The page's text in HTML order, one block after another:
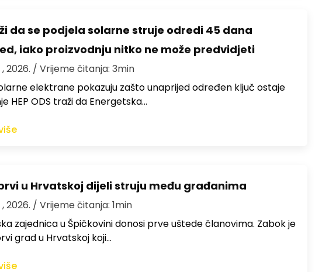
da se podjela solarne struje odredi 45 dana
iako proizvodnju nitko ne može predvidjeti
2026. / Vrijeme čitanja: 3min
elektrane pokazuju zašto unaprijed određen ključ ostaje
HEP ODS traži da Energetska…
u Hrvatskoj dijeli struju među građanima
2026. / Vrijeme čitanja: 1min
zajednica u Špičkovini donosi prve uštede članovima. Zabok je
grad u Hrvatskoj koji…